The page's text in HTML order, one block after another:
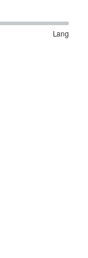
Lang